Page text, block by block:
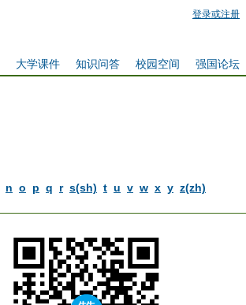
登录或注册
强国论坛
校园空间
知识问答
大学课件
n o p q r s(sh) t u v w x y z(zh)